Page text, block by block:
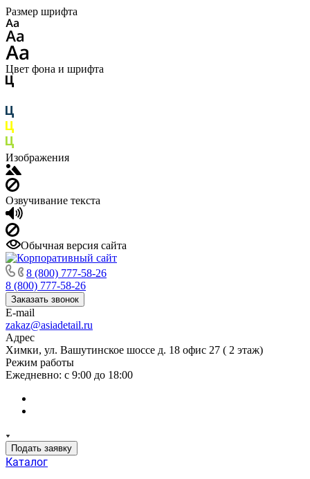
Размер шрифта
Цвет фона и шрифта
Изображения
Озвучивание текста
Обычная версия сайта
8 (800) 777-58-26
8 (800) 777-58-26
Заказать звонок
E-mail
zakaz@asiadetail.ru
Адрес
Химки, ул. Вашутинское шоссе д. 18 офис 27 ( 2 этаж)
Режим работы
Ежедневно: с 9:00 до 18:00
Подать заявку
Каталог